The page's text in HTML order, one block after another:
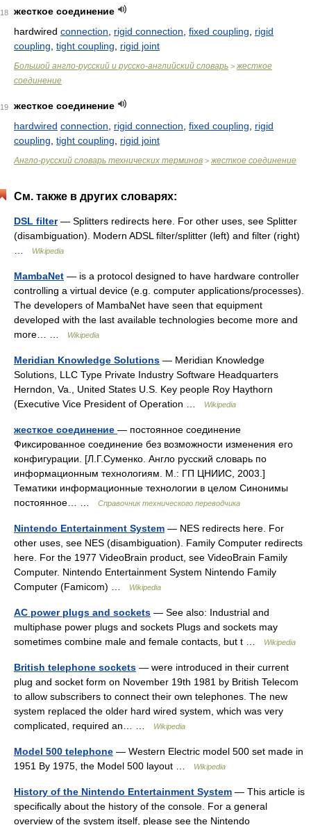
18
жесткое соединение
hardwired connection rigid connection fixed coupling
rigid
coupling tight coupling rigid joint
Большой англо-русский и русско-английский словарь > жесткое
соединение
19
жесткое соединение
hardwired connection rigid connection fixed coupling
rigid
coupling tight coupling rigid joint
Англо-русский словарь технических терминов > жесткое соединение
См. также в других словарях:
DSL filter— Splitters redirects here. For other uses, see Splitter
(disambiguation). Modern ADSL filter/splitter (left) and filter (right)
Wikipedia
MambaNet — is a protocol designed to have hardware controller
controlling a virtual device (e.g. computer applications/processes).
The developers of MambaNet have seen that equipment
developed with the last available technologies become more and
more… …
Wikipedia
Meridian Knowledge Solutions — Meridian Knowledge
Solutions, LLC Type Private Industry Software Headquarters
Herndon, Va., United States U.S. Key people Roy Haythorn
(Executive Vice President of Operation …
Wikipedia
жесткое соединение — постоянное соединение
Фиксированное соединение без возможности изменения его
конфигурации. [Л.Г.Суменко. Англо русский словарь по
информационным технологиям. М.: ГП ЦНИИС, 2003.]
Тематики информационные технологии в целом Синонимы
постоянное… …
Справочник технического переводчика
Nintendo Entertainment System — NES redirects here. For
other uses, see NES (disambiguation). Family Computer redirects
here. For the 1977 VideoBrain product, see VideoBrain Family
Computer. Nintendo Entertainment System Nintendo Family
Computer (Famicom) …
Wikipedia
AC power plugs and sockets — See also: Industrial and
multiphase power plugs and sockets Plugs and sockets may
sometimes combine male and female contacts, but t …
Wikipedia
British telephone sockets — were introduced in their current
plug and socket form on November 19th 1981 by British Telecom
to allow subscribers to connect their own telephones. The new
system replaced the older hard wired system, which was very
complicated, required an… …
Wikipedia
Model 500 telephone — Western Electric model 500 set made in
1951 By 1975, the Model 500 layout …
Wikipedia
History of the Nintendo Entertainment System — This article is
specifically about the history of the console. For a general
overview of the system itself, please see the Nintendo